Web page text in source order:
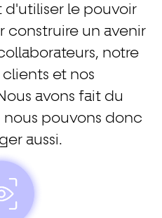
d'utiliser le pouvoir
construire un avenir
notre
et nos
avons fait du
pouvons donc
aussi.